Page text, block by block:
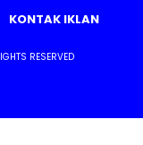
KONTAK IKLAN
RESERVED